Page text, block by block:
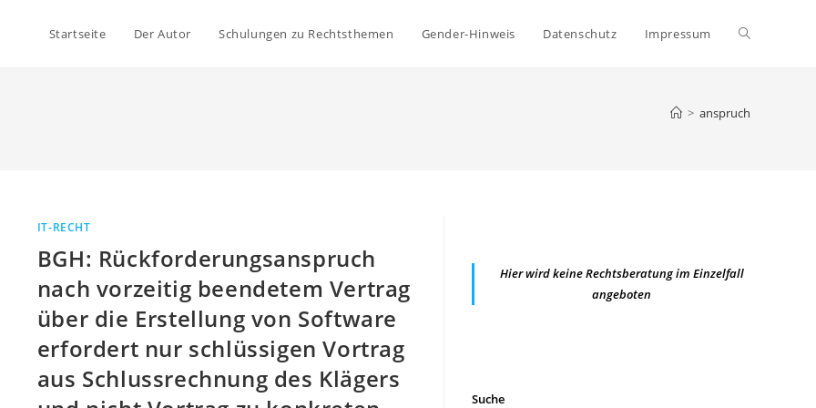
Startseite Der Autor Schulungen zu Rechtsthemen Gender-Hinweis Datenschutz Impressum Website-
> anspruch
IT-RECHT
BGH: Rückforderungsanspruch
nach vorzeitig beendetem Vertrag
über die Erstellung von Software
erfordert nur schlüssigen Vortrag
aus Schlussrechnung des Klägers
Hier wird keine Rechtsberatung im Einzelfall
angeboten
Suche